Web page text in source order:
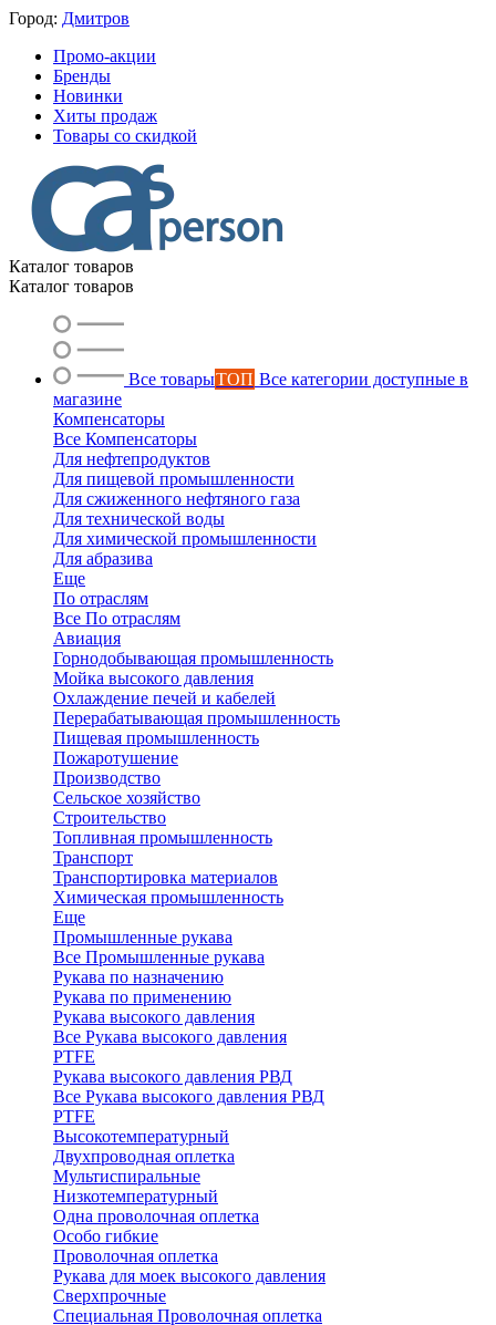
Город: Дмитров
Промо-акции
Бренды
Новинки
Хиты продаж
Товары со скидкой
Каталог товаров
Каталог товаров
Все товарыТОП Все категории доступные в
магазине
Компенсаторы
Все Компенсаторы
Для нефтепродуктов
Для пищевой промышленности
Для сжиженного нефтяного газа
Для технической воды
Для химической промышленности
Для абразива
Еще
По отраслям
Все По отраслям
Авиация
Горнодобывающая промышленность
Мойка высокого давления
Охлаждение печей и кабелей
Перерабатывающая промышленность
Пищевая промышленность
Пожаротушение
Производство
Сельское хозяйство
Строительство
Топливная промышленность
Транспорт
Транспортировка материалов
Химическая промышленность
Еще
Промышленные рукава
Все Промышленные рукава
Рукава по назначению
Рукава по применению
Рукава высокого давления
Все Рукава высокого давления
PTFE
Рукава высокого давления РВД
Все Рукава высокого давления РВД
PTFE
Высокотемпературный
Двухпроводная оплетка
Мультиспиральные
Низкотемпературный
Одна проволочная оплетка
Особо гибкие
Проволочная оплетка
Рукава для моек высокого давления
Сверхпрочные
Специальная Проволочная оплетка